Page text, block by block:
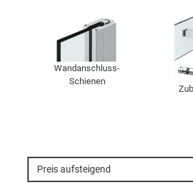
Wandanschluss-
Schienen
Preis aufsteigend